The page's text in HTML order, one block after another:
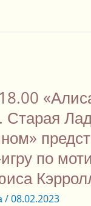
Старая
по
/08.02.2023